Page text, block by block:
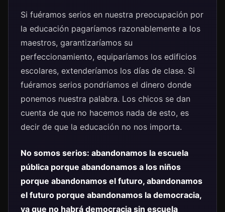
Si fuéramos serios en nuestra preocupación por
la educación pagaríamos razonablemente a los
maestros, garantizaríamos su
perfeccionamiento, equiparíamos los edificios
escolares, extenderíamos los días de clase. Si
fuéramos serios pondríamos el dinero donde
ponemos nuestra palabra. Los chicos se dan
cuenta de que no hacemos nada de esto, es
decir de que la educación no nos importa.
No somos serios: abandonamos la escuela
pública porque abandonamos a los niños
porque abandonamos el futuro, abandonamos
el futuro porque abandonamos la democracia,
ya que no habrá democracia sin escuela